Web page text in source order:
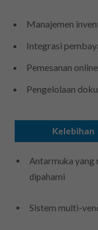
Manajemen
Integrasi
Pemesanan online
Pengelolaan
Kelebihan
Antarmuka yang
dipahami
Sistem multi-